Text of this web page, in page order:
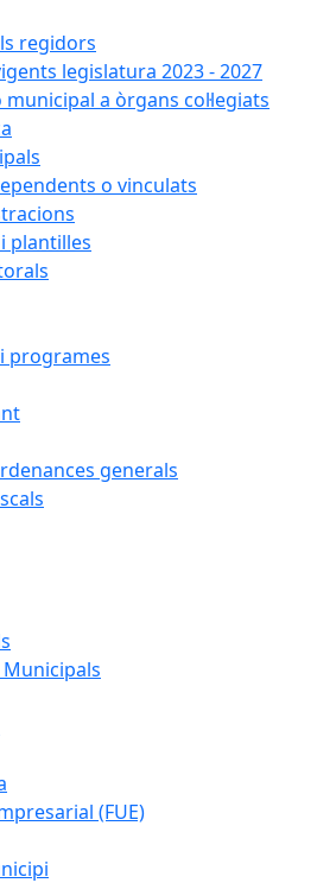
regidors
legislatura 2023 - 2027
a òrgans col·legiats
o vinculats
plantilles
programes
generals
Municipals
(FUE)